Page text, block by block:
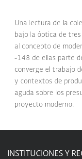
Una lectura de la
bajo la óptica de
al concepto de
-148 de ellas parte
converge el trabajo
y contextos de
aguda sobre los
proyecto moderno.
INSTITUCIONES Y